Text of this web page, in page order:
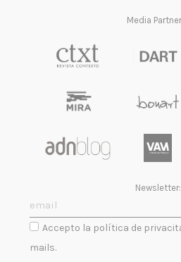
Media
Newsletter:
Accepto la política de
mails.